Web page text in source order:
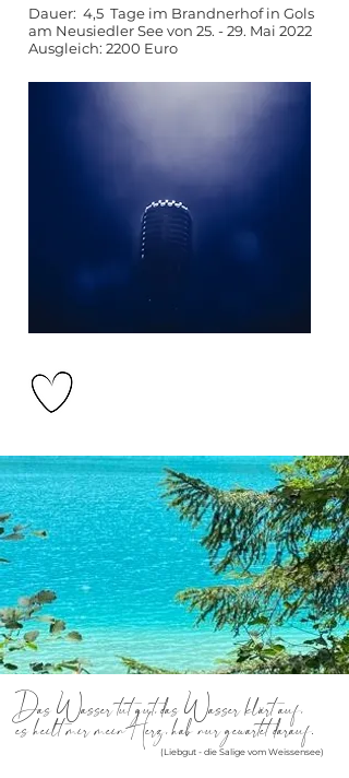
Dauer: 4,5 Tage im Brandnerhof in Gols
am Neusiedler See von 25. - 29. Mai 2022
Ausgleich: 2200 Euro
Das Wasser tut gut, das Wasser klärt auf,
es heilt mir mein Herz, hab nur gewartet darauf.
(Liebgut - die Salige vom Weissensee)